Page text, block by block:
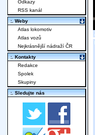
Odkazy
RSS kanál
:. Weby
Atlas lokomotiv
Atlas vozů
Nejkrásnější nádraží ČR
:. Kontakty
Redakce
Spolek
Skupiny
:. Sledujte nás